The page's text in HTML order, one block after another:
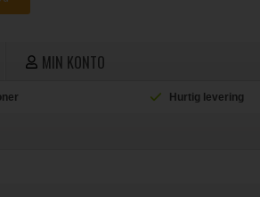
MIN KONTO
Hurtig levering